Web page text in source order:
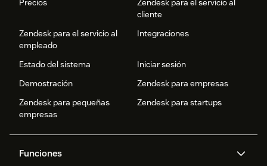
Precios
Zendesk para el servicio al
cliente
Zendesk para el servicio al
empleado
Integraciones
Estado del sistema
Iniciar sesión
Demostración
Zendesk para empresas
Zendesk para pequeñas
empresas
Zendesk para startups
Funciones